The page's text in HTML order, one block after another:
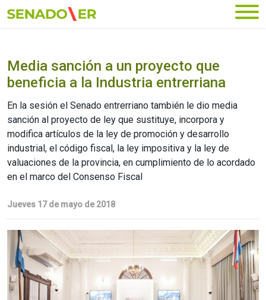
Ir al menú principal
Media sanción a un proyecto que
beneficia a la Industria entrerriana
En la sesión el Senado entrerriano también le dio media
sanción al proyecto de ley que sustituye, incorpora y
modifica artículos de la ley de promoción y desarrollo
industrial, el código fiscal, la ley impositiva y la ley de
valuaciones de la provincia, en cumplimiento de lo acordado
en el marco del Consenso Fiscal
Jueves 17 de mayo de 2018